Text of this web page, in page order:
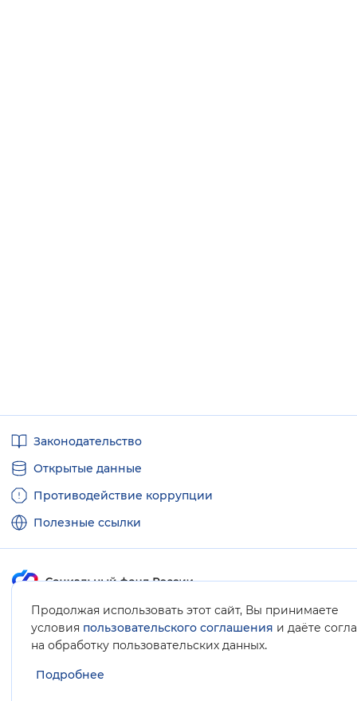
Продолжая использовать этот сайт, Вы принимаете
условия пользовательского соглашения и даёте
на обработку пользовательских данных.
Подробнее
ссылкиЗаконодательство
Открытые данные
Противодействие коррупции
Полезные ссылки
Карта сайта